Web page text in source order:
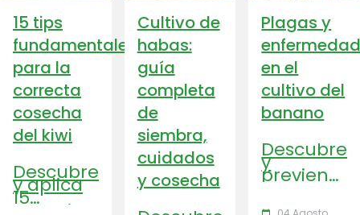
15 tips
fundamentales
para la
correcta
cosecha
del kiwi
Descubre
y aplica
15
Cultivo de
habas:
guía
completa
de
siembra,
cuidados
y cosecha
Plagas y
en el
cultivo del
banano
Descubre
y
previene
las